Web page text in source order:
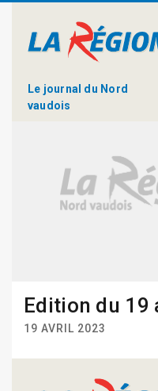
Le journal du Nord
vaudois
Edition du 19
19 AVRIL 2023